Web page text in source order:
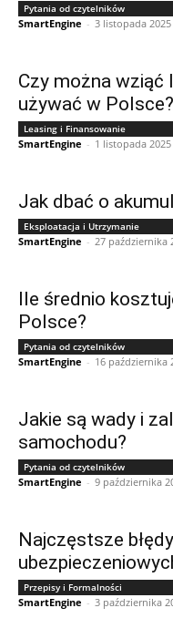
Pytania od czytelników
SmartEngine - 3 listopada 2025
Czy można wziąć
używać w Polsce?
Leasing i Finansowanie
SmartEngine - 1 listopada 2025
Jak dbać o
Eksploatacja i Utrzymanie
SmartEngine - 27 października
Ile średnio
Polsce?
Pytania od czytelników
SmartEngine - 16 października
Jakie są wady i
samochodu?
Pytania od czytelników
SmartEngine - 9 października
Najczęstsze
Przepisy i Formalności
SmartEngine - 3 października